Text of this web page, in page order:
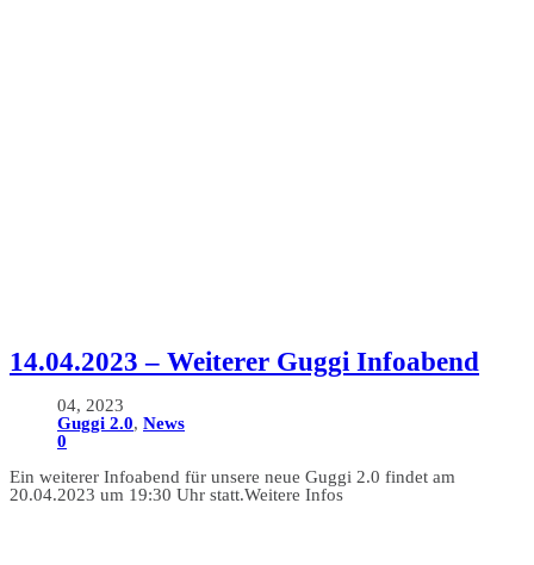
14.04.2023 – Weiterer Guggi Infoabend
04, 2023
Guggi 2.0, News
0
Ein weiterer Infoabend für unsere neue Guggi 2.0 findet am
20.04.2023 um 19:30 Uhr statt.Weitere Infos